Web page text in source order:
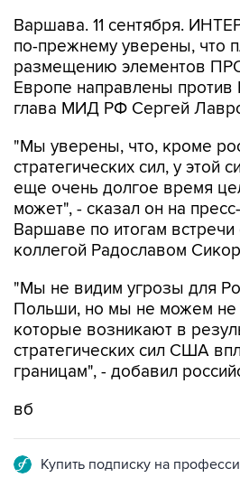
Варшава. 11 сентября.
по-прежнему уверены, что
размещению элементов
Европе направлены против
глава МИД РФ Сергей
"Мы уверены, что, кроме
стратегических сил, у этой
еще очень долгое время
может", - сказал он на
Варшаве по итогам
коллегой Радославом
"Мы не видим угрозы для
Польши, но мы не можем не
которые возникают в
стратегических сил США
границам", - добавил
вб
Купить подписку на